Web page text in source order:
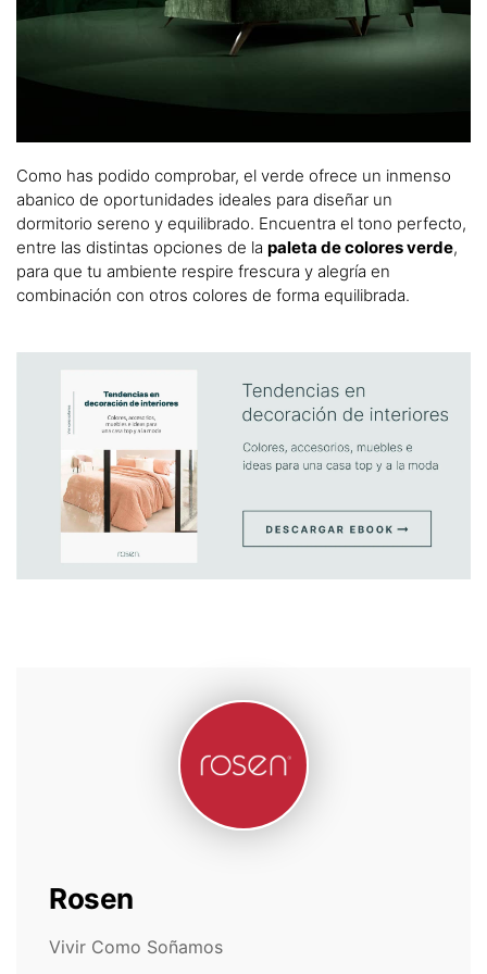
Como has podido comprobar, el verde ofrece un inmenso
abanico de oportunidades ideales para diseñar un
dormitorio sereno y equilibrado. Encuentra el tono perfecto,
entre las distintas opciones de la paleta de colores verde,
para que tu ambiente respire frescura y alegría en
combinación con otros colores de forma equilibrada.
Rosen
Vivir Como Soñamos